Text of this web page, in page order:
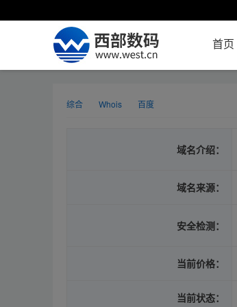
首页
综合 Whois 百度
域名介绍：
域名来源：
安全检测：
当前价格：
当前状态：